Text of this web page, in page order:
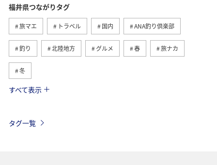
福井県つながりタグ
旅マエ トラベル 国内 ANA釣り倶楽部
釣り 北陸地方 グルメ 春 旅ナカ
冬
川 湖
すべて表示
タグ一覧